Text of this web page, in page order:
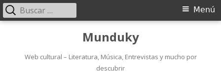
contenido
Munduky
Web cultural – Literatura, Música, Entrevistas y mucho por
descubrir
Menú
Menú
Buscar: